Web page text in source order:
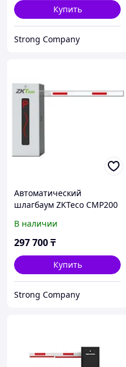
Купить
Strong Company
Автоматический
шлагбаум ZKTeco CMP200
В наличии
297 700₸
Купить
Strong Company